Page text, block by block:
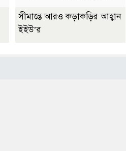
সীমান্তে আরও কড়াকড়ির আহ্বান
ইইউ’র